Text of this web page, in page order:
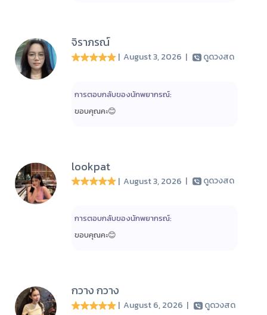
จิราภรณ์
| August 3, 2026 | ดูดวงสด
การตอบกลับของนักพยากรณ์:
ขอบคุณคะ😊
lookpat
| August 3, 2026 | ดูดวงสด
การตอบกลับของนักพยากรณ์:
ขอบคุณคะ😊
กวาง กวาง
| August 6, 2026 | ดูดวงสด